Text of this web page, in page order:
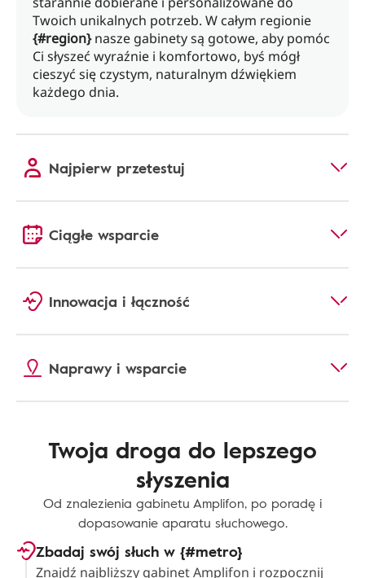
Twoich unikalnych potrzeb. W całym regionie
{#region}nasze gabinety są gotowe, aby pomóc
Ci słyszeć wyraźnie i komfortowo, byś mógł
cieszyć się czystym, naturalnym dźwiękiem
każdego dnia.
Najpierw przetestuj
Ciągłe wsparcie
Innowacja i łączność
Naprawy i wsparcie
Twoja droga do lepszego
słyszenia
Od znalezienia gabinetu Amplifon, po poradę i
dopasowanie aparatu słuchowego.
Zbadaj swój słuch w {#metro}
Znajdź najbliższy gabinet Amplifon i rozpocznij